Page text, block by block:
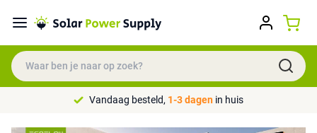
Vandaag besteld, 1-3 dagen in huis